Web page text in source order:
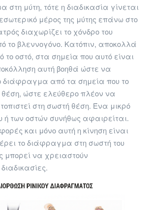
στη μύτη, τότε η διαδικασία γίνεται
μέρος της μύτης επάνω στο
διαχωρίζει το χόνδρο του
το βλεννογόνο. Κατόπιν, αποκολλά
οστό, στα σημεία που αυτό είναι
αυτή βοηθά ώστε να
διάφραγμα από τα σημεία που το
ώστε ελεύθερο πλέον να
στη σωστή θέση. Ένα μικρό
ή των οστών συνήθως αφαιρείται.
και μόνο αυτή η κίνηση είναι
το διάφραγμα στη σωστή του
μπορεί να χρειαστούν